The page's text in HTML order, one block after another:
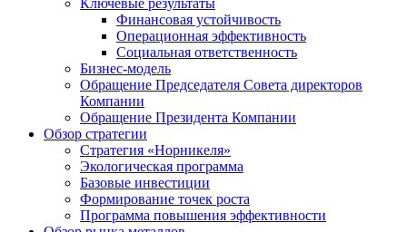
Ключевые результаты
Финансовая устойчивость
Операционная эффективность
Социальная ответственность
Бизнес-модель
Обращение Председателя Совета директоров
Компании
Обращение Президента Компании
Обзор стратегии
Стратегия «Норникеля»
Экологическая программа
Базовые инвестиции
Формирование точек роста
Программа повышения эффективности